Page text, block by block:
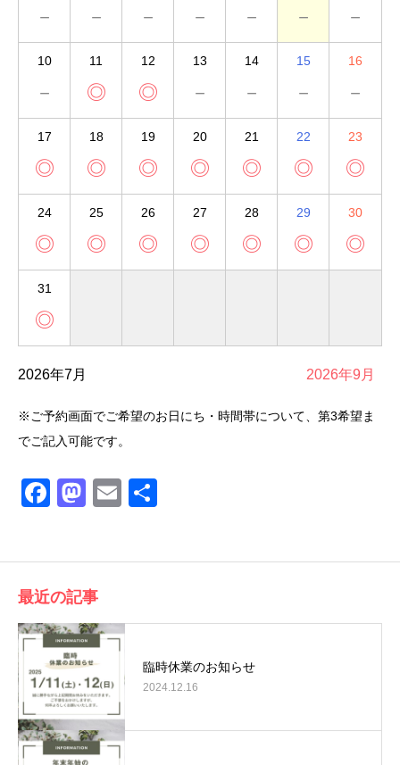
－ － － － － － －
10
－
11
◎
12
◎
13
－
14
－
15
－
16
－
17
◎
18
◎
19
◎
20
◎
21
◎
22
◎
23
◎
24
◎
25
◎
26
◎
27
◎
28
◎
29
◎
30
◎
31
◎
2026年7月 2026年9月
※ご予約画面でご希望のお日にち・時間帯について、第3希望ま
でご記入可能です。
Facebook
Mastodon
Email
最近の記事
臨時休業のお知らせ
2024.12.16